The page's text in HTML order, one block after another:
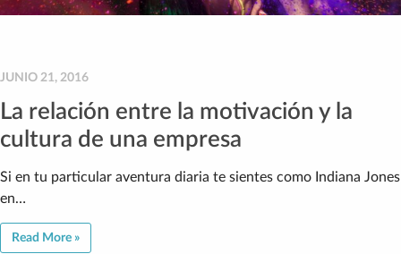
JUNIO 21, 2016
La relación entre la motivación y la
cultura de una empresa
Si en tu particular aventura diaria te sientes como Indiana Jones
en…
Read More »